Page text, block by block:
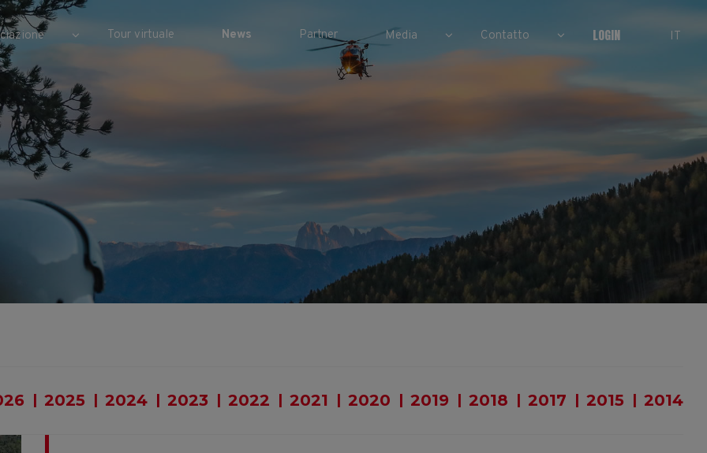
Tour virtuale News Partner Media Contatto LOGIN IT
2025 2024 2023 2022 2021 2020 2019 2018 2017 2015 2014